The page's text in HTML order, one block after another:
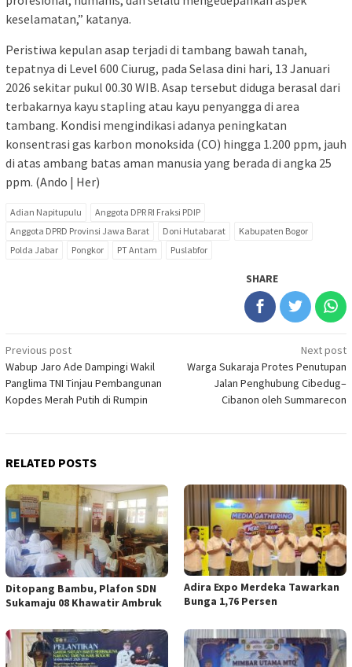
keselamatan,” katanya.
Peristiwa kepulan asap terjadi di tambang bawah tanah,
tepatnya di Level 600 Ciurug, pada Selasa dini hari, 13 Januari
2026 sekitar pukul 00.30 WIB. Asap tersebut diduga berasal dari
terbakarnya kayu stapling atau kayu penyangga di area
tambang. Kondisi mengindikasi adanya peningkatan
konsentrasi gas karbon monoksida (CO) hingga 1.200 ppm, jauh
di atas ambang batas aman manusia yang berada di angka 25
ppm. (Ando | Her)
Adian Napitupulu
Anggota DPR RI Fraksi PDIP
Anggota DPRD Provinsi Jawa Barat
Doni Hutabarat
Kabupaten Bogor
Polda Jabar
Pongkor PT Antam Puslabfor
SHARE
Post
navigation
Previous post
Wabup Jaro Ade Dampingi Wakil
Panglima TNI Tinjau Pembangunan
Kopdes Merah Putih di Rumpin
Next post
Warga Sukaraja Protes Penutupan
Jalan Penghubung Cibedug–
Cibanon oleh Summarecon
RELATED POSTS
Ditopang Bambu, Plafon SDN
Sukamaju 08 Khawatir Ambruk
Adira Expo Merdeka Tawarkan
Bunga 1,76 Persen